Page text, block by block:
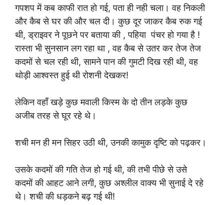
गपशप में कब काफी रात हो गई, पता ही नही चला। वह निकली
और कैब से घर की और चल दी। कुछ दूर जाकर कैब रुक गई
थी, ड्राइवर ने पूछने पर बताया की , पहिया पंचर हो गया है !
रास्ता भी सुनसान लग रहा था , वह कैब से उतर कर तेज तेज
कदमों से चल रही थी, सामने पान की गुमटी दिख रही थी, वह
थोड़ी आश्वस्त हुई थी रोशनी देखकर!
लेकिन वहाँ खड़े कुछ मवाली किस्म के दो तीन लड़के कुछ
अजीब तरह से घूर रहे थे।
शची मन ही मन सिहर उठी थी, उनकी कामुक दृष्टि को पढ़कर।
उसके कदमों की गति तेज हो गई थी, की तभी पीछे से उसे
कदमों की आहट आने लगी, कुछ अश्लील वाक्य भी सुनाई दे रहे
थे। शची की धड़कने बढ़ गई थी!